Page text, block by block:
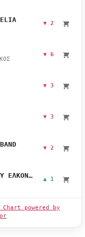
▼ 2
▼ 6
▼ 3
▼ 3
▼ 2
ΣΤΑ ΚΑΛΥΤΕΡΑ ΠΟΥ ΕΛΚΟΝΤΑΙ ▲ 1
powered by